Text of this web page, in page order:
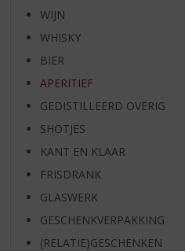
WIJN
WHISKY
BIER
APERITIEF
GEDISTILLEERD OVERIG
SHOTJES
KANT EN KLAAR
FRISDRANK
GLASWERK
GESCHENKVERPAKKING
(RELATIE)GESCHENKEN